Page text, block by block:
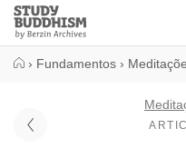
Close
Study
Buddhism
› Fundamentos ›